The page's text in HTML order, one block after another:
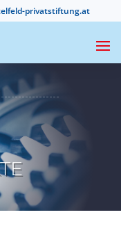
privatstiftung.at